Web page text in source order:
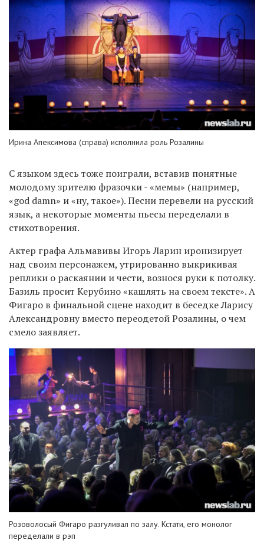
Ирина Апексимова (справа) исполнила роль Розалины
С языком здесь тоже поиграли, вставив понятные
молодому зрителю фразочки - «мемы» (например,
«god damn» и «ну, такое»). Песни перевели на русский
язык, а некоторые моменты пьесы переделали в
стихотворения.
Актер графа Альмавивы Игорь Ларин иронизирует
над своим персонажем, утрированно выкрикивая
реплики о раскаянии и чести, вознося руки к потолку.
Базиль просит Керубино «кашлять на своем тексте». А
Фигаро в финальной сцене находит в беседке Ларису
Александровну вместо переодетой Розалины, о чем
смело заявляет.
Розоволосый Фигаро разгуливал по залу. Кстати, его монолог
переделали в рэп